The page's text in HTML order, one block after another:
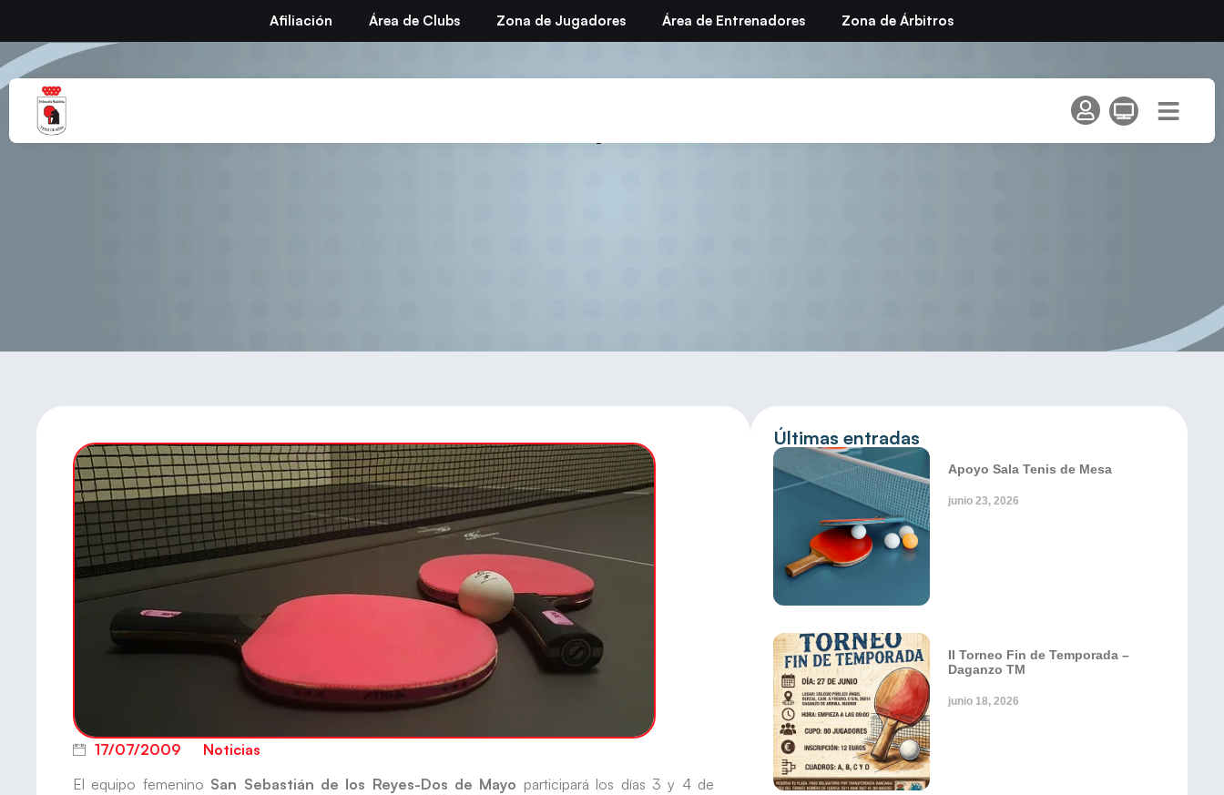
Afiliación Área de Clubs Zona de Jugadores Área de Entrenadores Zona de Árbitros
17/07/2009
Noticias
El equipo femenino San Sebastián de los Reyes-Dos de Mayo participará los días 3 y 4 de
Últimas entradas
Apoyo Sala Tenis de Mesa
junio 23, 2026
II Torneo Fin de Temporada –
Daganzo TM
junio 18, 2026